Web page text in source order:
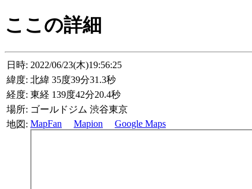
ここの詳細
日時: 2022/06/23(木)19:56:25
緯度: 北緯 35度39分31.3秒
経度: 東経 139度42分20.4秒
場所: ゴールドジム 渋谷東京
地図: MapFan Mapion Google Maps